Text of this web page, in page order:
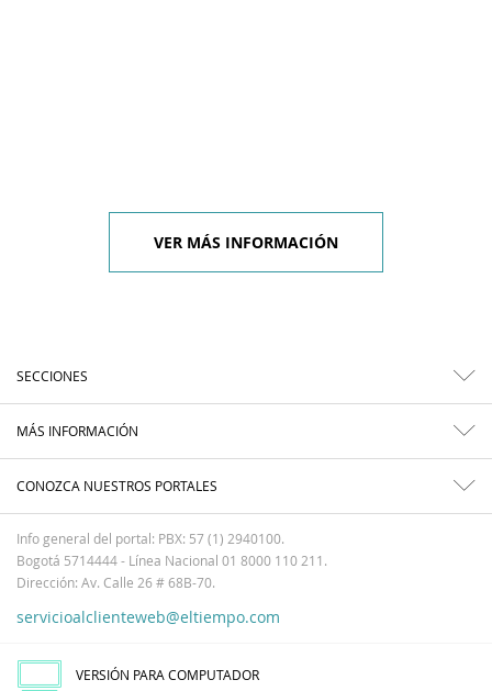
VER MÁS INFORMACIÓN
SECCIONES
MÁS INFORMACIÓN
CONOZCA NUESTROS PORTALES
Info general del portal: PBX: 57 (1) 2940100.
Bogotá 5714444 - Línea Nacional 01 8000 110 211.
Dirección: Av. Calle 26 # 68B-70.
servicioalclienteweb@eltiempo.com
VERSIÓN PARA COMPUTADOR